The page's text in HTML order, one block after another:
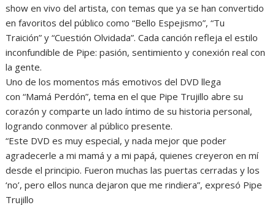
show en vivo del artista, con temas que ya se han convertido
en favoritos del público como “Bello Espejismo”, “Tu
Traición” y “Cuestión Olvidada”. Cada canción refleja el estilo
inconfundible de Pipe: pasión, sentimiento y conexión real con
la gente.
Uno de los momentos más emotivos del DVD llega
con “Mamá Perdón”, tema en el que Pipe Trujillo abre su
corazón y comparte un lado íntimo de su historia personal,
logrando conmover al público presente.
“Este DVD es muy especial, y nada mejor que poder
agradecerle a mi mamá y a mi papá, quienes creyeron en mí
desde el principio. Fueron muchas las puertas cerradas y los
‘no’, pero ellos nunca dejaron que me rindiera”, expresó Pipe
Trujillo